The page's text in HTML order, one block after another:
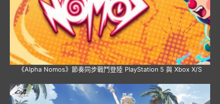
《Alpha Nomos》節奏同步戰鬥登陸 PlayStation 5 與 Xbox X/S